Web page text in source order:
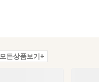
모든상품보기+